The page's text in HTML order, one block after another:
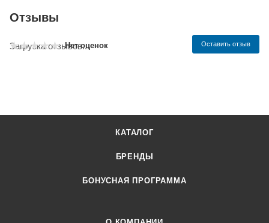
Отзывы
Нет оценок Оставить отзыв
Загрузка отзывов...
КАТАЛОГ
БРЕНДЫ
БОНУСНАЯ ПРОГРАММА